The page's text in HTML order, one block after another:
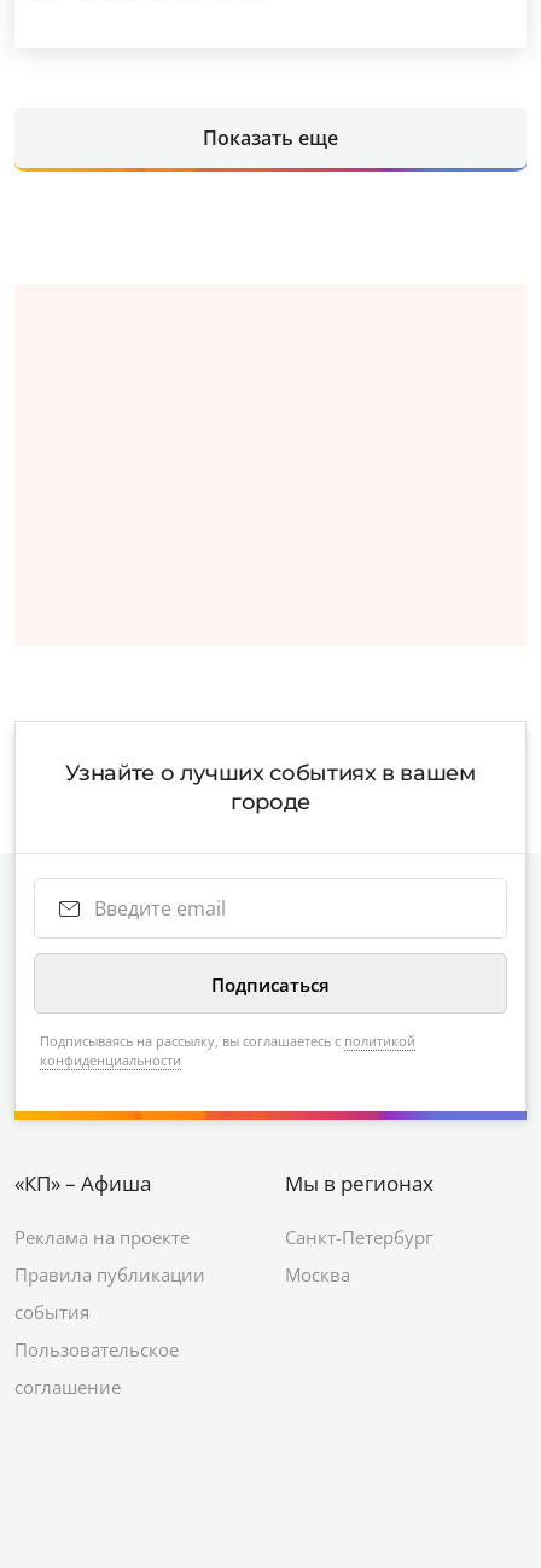
Показать еще
Узнайте о лучших событиях в вашем
городе
Подписываясь на рассылку, вы соглашаетесь с политикой
конфиденциальности
«КП» – Афиша
Реклама на проекте
Правила публикации
события
Пользовательское
соглашение
Мы в регионах
Санкт-Петербург
Москва